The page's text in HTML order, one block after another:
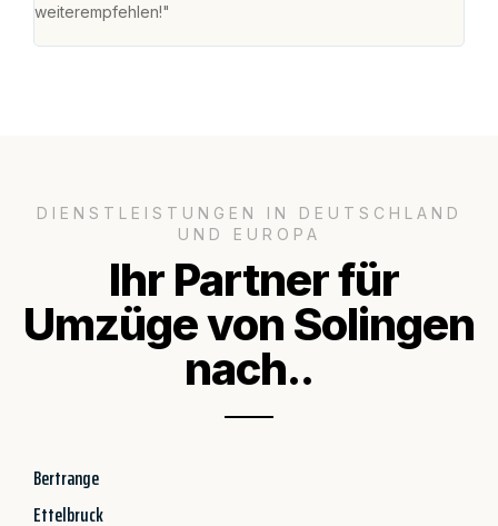
weiterempfehlen!"
DIENSTLEISTUNGEN IN DEUTSCHLAND
UND EUROPA
Ihr Partner für
Umzüge von Solingen
nach..
Bertrange
Ettelbruck